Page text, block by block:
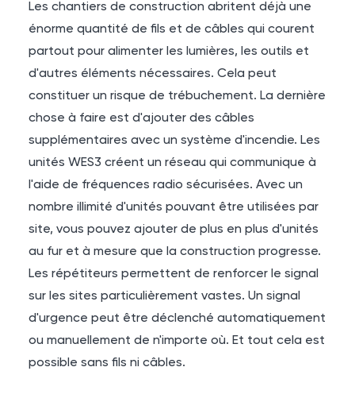
Les chantiers de construction abritent déjà une
énorme quantité de fils et de câbles qui courent
partout pour alimenter les lumières, les outils et
d'autres éléments nécessaires. Cela peut
constituer un risque de trébuchement. La dernière
chose à faire est d'ajouter des câbles
supplémentaires avec un système d'incendie. Les
unités WES3 créent un réseau qui communique à
l'aide de fréquences radio sécurisées. Avec un
nombre illimité d'unités pouvant être utilisées par
site, vous pouvez ajouter de plus en plus d'unités
au fur et à mesure que la construction progresse.
Les répétiteurs permettent de renforcer le signal
sur les sites particulièrement vastes. Un signal
d'urgence peut être déclenché automatiquement
ou manuellement de n'importe où. Et tout cela est
possible sans fils ni câbles.